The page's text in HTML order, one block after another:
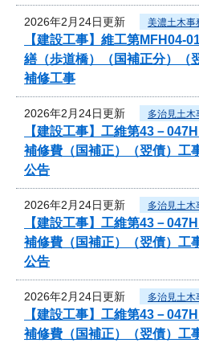
2026年2月24日更新 美濃土木事
【建設工事】維工第
繕（歩道橋）（国補正分）（
補修工事
2026年2月24日更新 多治見土木
【建設工事】工維第43－
補修費（国補正）（翌債）工
公告
2026年2月24日更新 多治見土木
【建設工事】工維第43－
補修費（国補正）（翌債）工
公告
2026年2月24日更新 多治見土木
【建設工事】工維第43－
補修費（国補正）（翌債）工